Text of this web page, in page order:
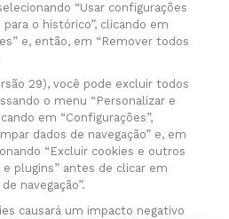
“Usar configurações
para o histórico”, clicando em
e, então, em “Remover todos
29), você pode excluir todos
o menu “Personalizar e
em “Configurações”,
dados de navegação” e, em
“Excluir cookies e outros
plugins” antes de clicar em
navegação”.
causará um impacto negativo